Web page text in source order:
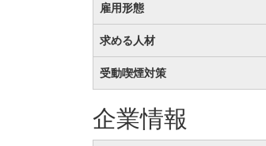
雇用形態
求める人材
受動喫煙対策
企業情報